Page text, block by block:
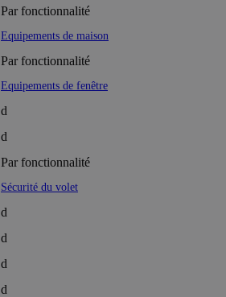
Par fonctionnalité
Equipements de maison
Par fonctionnalité
Equipements de fenêtre
d
d
Par fonctionnalité
Sécurité du volet
d
d
d
d